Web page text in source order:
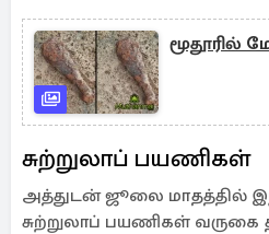
மூதூரில்
சுற்றுலாப் பயணிகள்
அத்துடன் ஜூலை மாதத்தில்
சுற்றுலாப் பயணிகள் வருகை